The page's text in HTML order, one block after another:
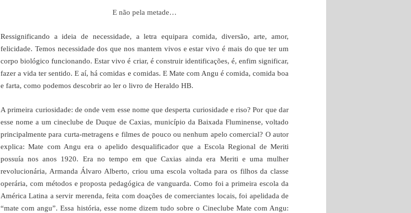
E não pela metade…
Ressignificando a ideia de necessidade, a letra equipara comida, diversão, arte, amor,
felicidade. Temos necessidade dos que nos mantem vivos e estar vivo é mais do que ter um
corpo biológico funcionando. Estar vivo é criar, é construir identificações, é, enfim significar,
fazer a vida ter sentido. E aí, há comidas e comidas. E Mate com Angu é comida, comida boa
e farta, como podemos descobrir ao ler o livro de Heraldo HB.
A primeira curiosidade: de onde vem esse nome que desperta curiosidade e riso? Por que dar
esse nome a um cineclube de Duque de Caxias, município da Baixada Fluminense, voltado
principalmente para curta-metragens e filmes de pouco ou nenhum apelo comercial? O autor
explica: Mate com Angu era o apelido desqualificador que a Escola Regional de Meriti
possuía nos anos 1920. Era no tempo em que Caxias ainda era Meriti e uma mulher
revolucionária, Armanda Álvaro Alberto, criou uma escola voltada para os filhos da classe
operária, com métodos e proposta pedagógica de vanguarda. Como foi a primeira escola da
América Latina a servir merenda, feita com doações de comerciantes locais, foi apelidada de
“mate com angu”. Essa história, esse nome dizem tudo sobre o Cineclube Mate com Angu: